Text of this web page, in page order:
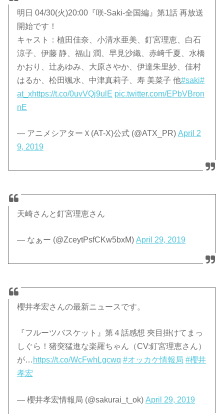
明日 04/30(火)20:00『咲-Saki-全国編』第1話 再放送
開始です！
キャスト：植田佳奈、小清水亜美、釘宮理恵、白石
涼子、伊藤 静、福山 潤、早見沙織、赤﨑千夏、水橋
かおり、辻あゆみ、大原さやか、伊達朱里紗、佳村
はるか、松田颯水、中津真莉子、寿 美菜子 他#saki#
at_xhttps://t.co/0uvVQj9ulE pic.twitter.com/EPbVBron
nE
— アニメシアターＸ(AT-X)公式 (@ATX_PR)April 2
9, 2019
天崎さんと釘宮理恵さん
— なぁー (@ZceytPsfCKw5bxM)April 29, 2019
櫻井孝宏さんの最新ニュースです。
『フルーツバスケット』第４話感想 夾目掛けてまっ
しぐら！猪突猛進な楽羅ちゃん（CV:釘宮理恵さん）
が… https://t.co/WcFwhLgcwq #オッカケ情報局 #櫻井
孝宏
— 櫻井孝宏情報局 (@sakurai_t_ok)April 29, 2019